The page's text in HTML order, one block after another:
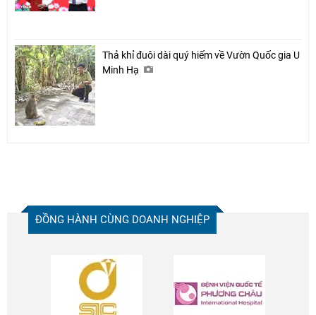
Thả khỉ đuôi dài quý hiếm về Vườn Quốc gia U
Minh Hạ
ĐỒNG HÀNH CÙNG DOANH NGHIỆP